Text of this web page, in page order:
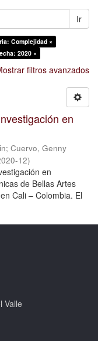
Ir
Complejidad ×
2020 ×
filtros avanzados
en
; Cuervo, Genny
12)
en
de Bellas Artes
Cali – Colombia. El
Valle